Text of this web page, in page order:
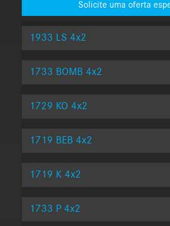
1933 LS 4x2
1733 BOMB 4x2
1729 KO 4x2
1719 BEB 4x2
1719 K 4x2
1733 P 4x2